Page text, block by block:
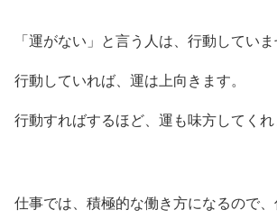
「運がない」と言う人は、行動していま
行動していれば、運は上向きます。
行動すればするほど、運も味方してくれ
仕事では、積極的な働き方になるので